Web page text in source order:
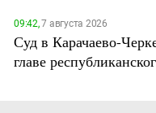
09:42,7 августа 2026
Суд в Карачаево-
главе